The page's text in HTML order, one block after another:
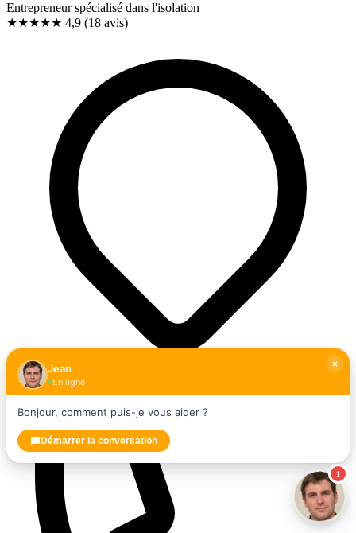
Entrepreneur spécialisé dans l'isolation
★★★★★ 4,9 (18 avis)
28 B Chem. de la Noivière, 85270 Saint-Hilaire-de-Riez
1
Jean
En ligne
Bonjour, comment puis-je vous aider ?
Démarrer la conversation